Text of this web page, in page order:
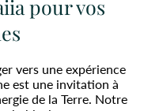
pour vos
vers une expérience
est une invitation à
de la Terre. Notre